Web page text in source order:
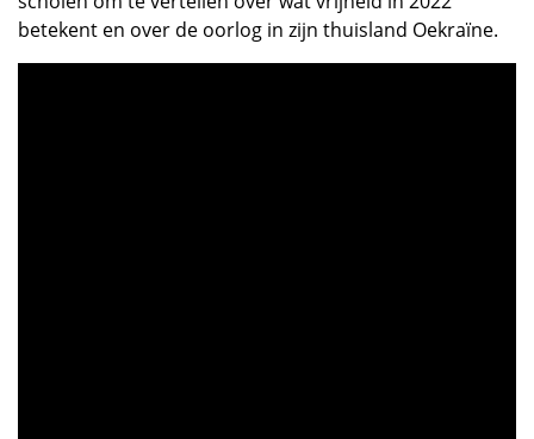
betekent en over de oorlog in zijn thuisland Oekraïne.